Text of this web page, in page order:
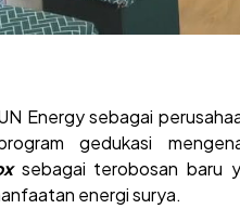
Energy sebagai
gedukasi
sebagai terobosan baru
energi surya.